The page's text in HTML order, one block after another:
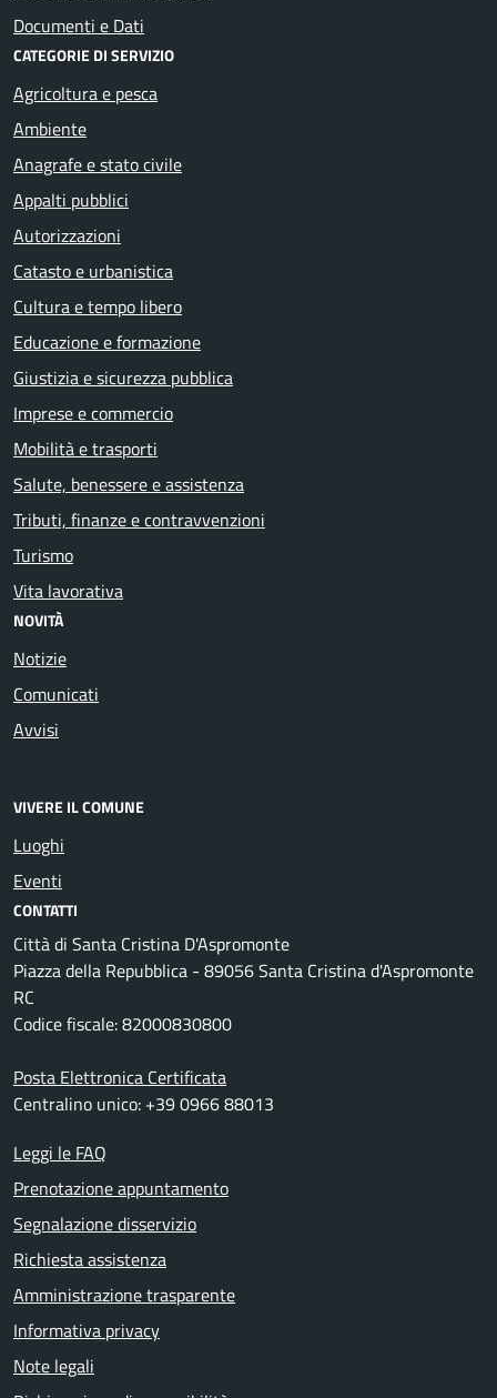
Documenti e Dati
CATEGORIE DI SERVIZIO
Agricoltura e pesca
Ambiente
Anagrafe e stato civile
Appalti pubblici
Autorizzazioni
Catasto e urbanistica
Cultura e tempo libero
Educazione e formazione
Giustizia e sicurezza pubblica
Imprese e commercio
Mobilità e trasporti
Salute, benessere e assistenza
Tributi, finanze e contravvenzioni
Turismo
Vita lavorativa
NOVITÀ
Notizie
Comunicati
Avvisi
VIVERE IL COMUNE
Luoghi
Eventi
CONTATTI
Città di Santa Cristina D'Aspromonte
Piazza della Repubblica - 89056 Santa Cristina d'Aspromonte
RC
Codice fiscale: 82000830800
Posta Elettronica Certificata
Centralino unico: +39 0966 88013
Leggi le FAQ
Prenotazione appuntamento
Segnalazione disservizio
Richiesta assistenza
Amministrazione trasparente
Informativa privacy
Note legali